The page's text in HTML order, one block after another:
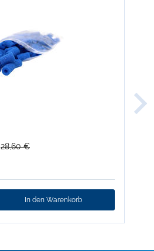
28,60 €
In den Warenkorb